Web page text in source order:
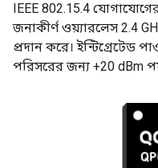
IEEE 802.15.4
জনাকীর্ণ ওয়্যারলেস 2.4
প্রদান করে। ইন্টিগ্রেটেড
পরিসরের জন্য +20 dBm